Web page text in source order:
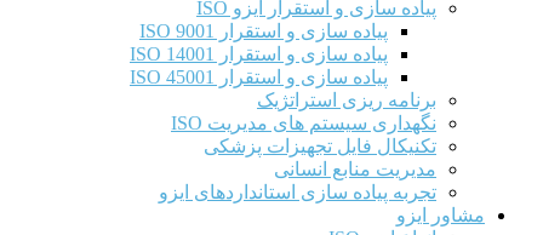
پیاده سازی و استقرار ایزو ISO
پیاده سازی و استقرار ISO 9001​
پیاده سازی و استقرار ISO 14001
پیاده سازی و استقرار ISO 45001
برنامه ریزی استراتژیک
نگهداری سیستم های مدیریت ISO
تکنیکال فایل تجهیزات پزشکی
مدیریت منابع انسانی
تجربه پیاده سازی استانداردهای ایزو
مشاور ایزو